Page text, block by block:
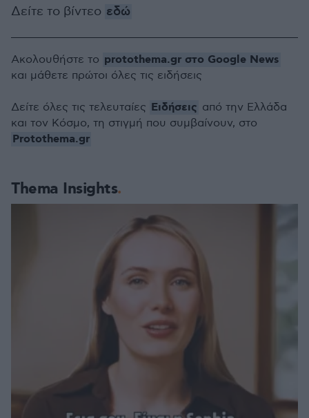
Δείτε το βίντεο εδώ
Thema Insights
Ακολουθήστε το protothema.gr στο Google News
και μάθετε πρώτοι όλες τις ειδήσεις
Δείτε όλες τις τελευταίες Ειδήσεις από την Ελλάδα
και τον Κόσμο, τη στιγμή που συμβαίνουν, στο
Protothema.gr